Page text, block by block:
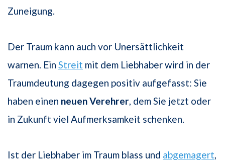
Zuneigung.
Der Traum kann auch vor Unersättlichkeit
warnen. Ein Streit mit dem Liebhaber wird in der
Traumdeutung dagegen positiv aufgefasst: Sie
haben einen neuen Verehrer , dem Sie jetzt oder
in Zukunft viel Aufmerksamkeit schenken.
Ist der Liebhaber im Traum blass und abgemagert